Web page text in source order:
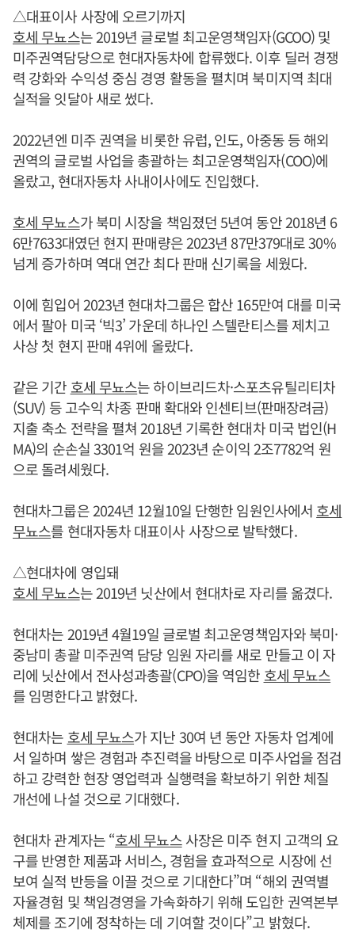
△대표이사 사장에 오르기까지
호세 무뇨스는 2019년 글로벌 최고운영책임자(GCOO) 및
미주권역담당으로 현대자동차에 합류했다. 이후 딜러 경쟁
력 강화와 수익성 중심 경영 활동을 펼치며 북미지역 최대
실적을 잇달아 새로 썼다.
2022년엔 미주 권역을 비롯한 유럽, 인도, 아중동 등 해외
권역의 글로벌 사업을 총괄하는 최고운영책임자(COO)에
올랐고, 현대자동차 사내이사에도 진입했다.
호세 무뇨스가 북미 시장을 책임졌던 5년여 동안 2018년 6
6만7633대였던 현지 판매량은 2023년 87만379대로 30%
넘게 증가하며 역대 연간 최다 판매 신기록을 세웠다.
이에 힘입어 2023년 현대차그룹은 합산 165만여 대를 미국
에서 팔아 미국 ‘빅3’ 가운데 하나인 스텔란티스를 제치고
사상 첫 현지 판매 4위에 올랐다.
같은 기간 호세 무뇨스는 하이브리드차·스포츠유틸리티차
(SUV) 등 고수익 차종 판매 확대와 인센티브(판매장려금)
지출 축소 전략을 펼쳐 2018년 기록한 현대차 미국 법인(H
MA)의 순손실 3301억 원을 2023년 순이익 2조7782억 원
으로 돌려세웠다.
현대차그룹은 2024년 12월10일 단행한 임원인사에서 호세
무뇨스를 현대자동차 대표이사 사장으로 발탁했다.
△현대차에 영입돼
호세 무뇨스는 2019년 닛산에서 현대차로 자리를 옮겼다.
현대차는 2019년 4월19일 글로벌 최고운영책임자와 북미·
중남미 총괄 미주권역 담당 임원 자리를 새로 만들고 이 자
리에 닛산에서 전사성과총괄(CPO)을 역임한 호세 무뇨스
를 임명한다고 밝혔다.
현대차는 호세 무뇨스가 지난 30여 년 동안 자동차 업계에
서 일하며 쌓은 경험과 추진력을 바탕으로 미주사업을 점검
하고 강력한 현장 영업력과 실행력을 확보하기 위한 체질
개선에 나설 것으로 기대했다.
현대차 관계자는 “호세 무뇨스사장은 미주 현지 고객의 요
구를 반영한 제품과 서비스, 경험을 효과적으로 시장에 선
보여 실적 반등을 이끌 것으로 기대한다”며 “해외 권역별
자율경험 및 책임경영을 가속화하기 위해 도입한 권역본부
체제를 조기에 정착하는 데 기여할 것이다”고 밝혔다.